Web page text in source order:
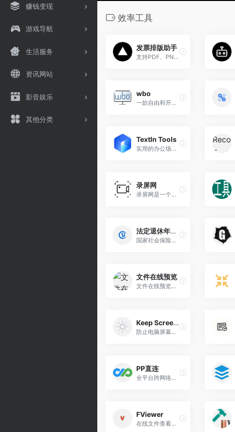
赚钱变现
游戏导航
生活服务
资讯网站
影音娱乐
其他分类
效率工具
发票排版助手
支持PDF、PNG、JPG，拖拽排序，批量排版，100%数据安全，免登录免费使用！
wbo
一款自由和开源的在线协作白板工具
TextIn Tools
实用的办公场景小工具，高精度OCR文字、表格、票据识别，复杂文档解析，财务助手、办公文档转换、高清图像处理
录屏网
录屏网是一个提供免费在线录屏服务的网站，用户可以通过浏览器直接操作，无需下载软件或插件即可完成屏幕录制。
法定退休年龄计算器
国家社会保险公共服务平台法定退休年龄计算器查询入口
文件在线预览
文件在线预览工具
Keep Screen On
防止电脑屏幕进入休眠状态,保持屏幕常亮
PP直连
全平台跨网络多设备直连，高速、私密的文件传输助手，实时数据共享、远程控制
FViewer
在线文件查看器，支持多种文件格式的查看和编辑